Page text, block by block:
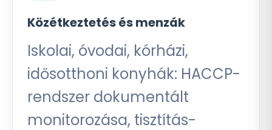
Közétkeztetés és menzák
Iskolai, óvodai, kórházi,
idősotthoni konyhák: HACCP-
rendszer dokumentált
monitorozása, tisztítás-